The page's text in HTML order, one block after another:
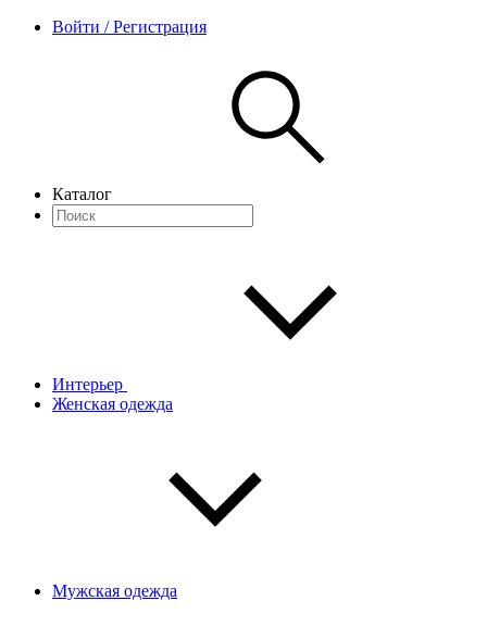
Войти / Регистрация
Каталог
Интерьер
Женская одежда
Мужская одежда